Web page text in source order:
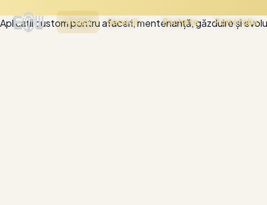
Acasă Servicii Pachete Portofoliu
Un partener digital, pe termen lung.
Aplicații custom pentru afaceri, mentenanță, găzduire și